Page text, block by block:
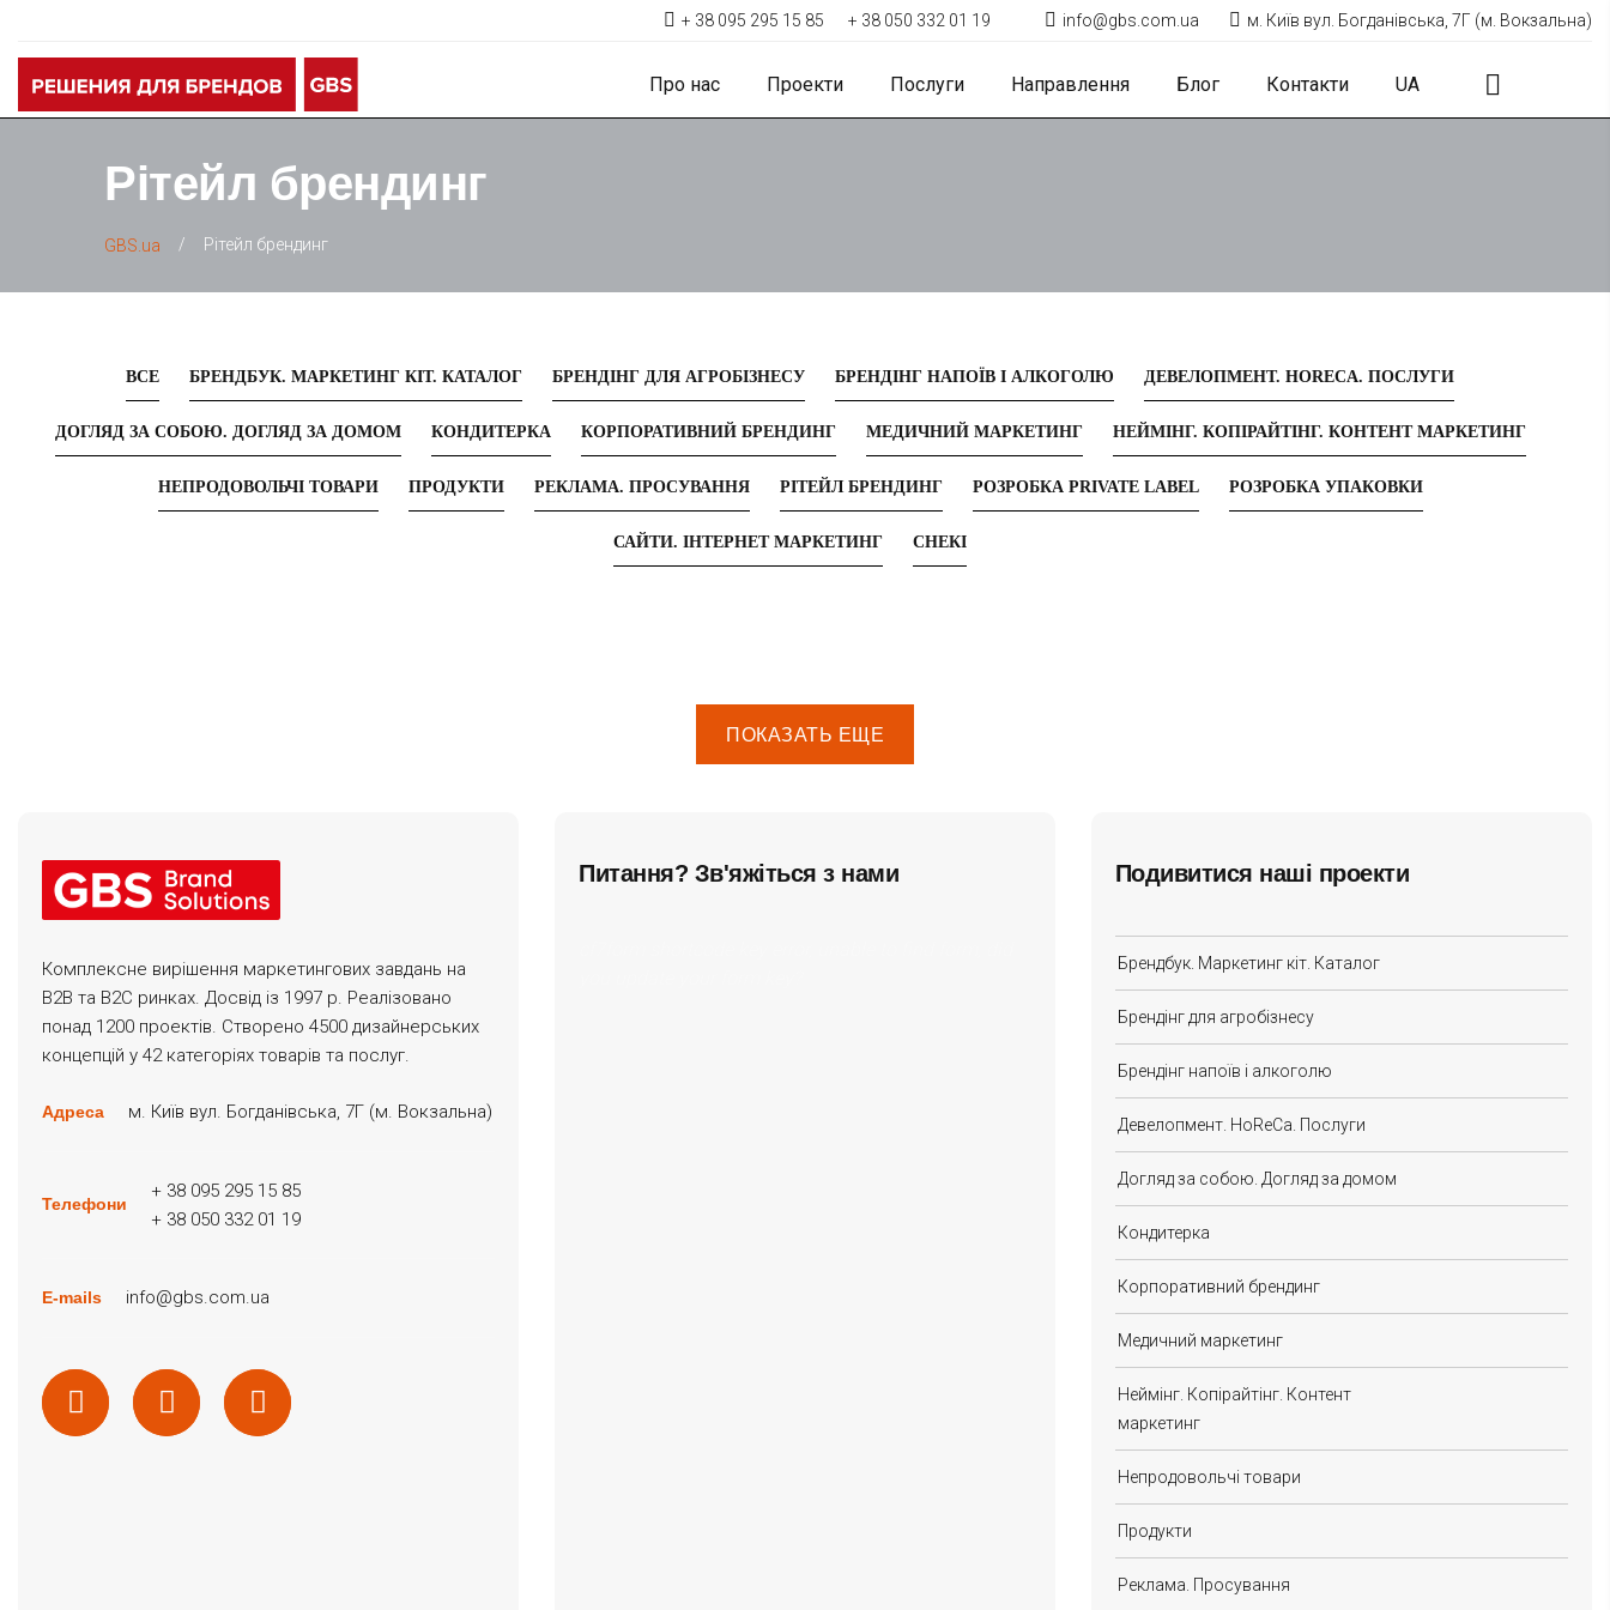
+ 38 095 295 15 85 + 38 050 332 01 19 info@gbs.com.ua м. Київ вул. Богданівська, 7Г (м. Вокзальна)
Про нас Проекти Послуги Направлення Блог Контакти UA
Рітейл брендинг
GBS.ua / Рітейл брендинг
ВСЕ БРЕНДБУК. МАРКЕТИНГ КІТ. КАТАЛОГ БРЕНДІНГ ДЛЯ АГРОБІЗНЕСУ БРЕНДІНГ НАПОЇВ І АЛКОГОЛЮ ДЕВЕЛОПМЕНТ. HORECA. ПОСЛУГИ
ДОГЛЯД ЗА СОБОЮ. ДОГЛЯД ЗА ДОМОМ КОНДИТЕРКА КОРПОРАТИВНИЙ БРЕНДИНГ МЕДИЧНИЙ МАРКЕТИНГ НЕЙМІНГ. КОПІРАЙТІНГ. КОНТЕНТ МАРКЕТИНГ
НЕПРОДОВОЛЬЧІ ТОВАРИ ПРОДУКТИ РЕКЛАМА. ПРОСУВАННЯ РІТЕЙЛ БРЕНДИНГ РОЗРОБКА PRIVATE LABEL РОЗРОБКА УПАКОВКИ
САЙТИ. ІНТЕРНЕТ МАРКЕТИНГ СНЕКІ
ПОКАЗАТЬ ЕЩЕ
Комплексне вирішення маркетингових завдань на
B2B та B2C ринках. Досвід із 1997 р. Реалізовано
понад 1200 проектів. Створено 4500 дизайнерських
концепцій у 42 категоріях товарів та послуг.
Адреса м. Київ вул. Богданівська, 7Г (м. Вокзальна)
Телефони
+ 38 095 295 15 85
+ 38 050 332 01 19
E-mails info@gbs.com.ua
Питання? Зв'яжіться з нами Подивитися наші проекти
Брендбук. Маркетинг кіт. Каталог
Брендінг для агробізнесу
Брендінг напоїв і алкоголю
Девелопмент. HoReCa. Послуги
Догляд за собою. Догляд за домом
Кондитерка
Корпоративний брендинг
Медичний маркетинг
Неймінг. Копірайтінг. Контент
маркетинг
Непродовольчі товари
Продукти
Реклама. Просування